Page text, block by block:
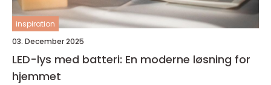
inspiration
03. December 2025
LED-lys med batteri: En moderne løsning for
hjemmet